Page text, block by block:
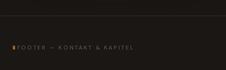
∎ FOOTER — KONTAKT & KAPITEL